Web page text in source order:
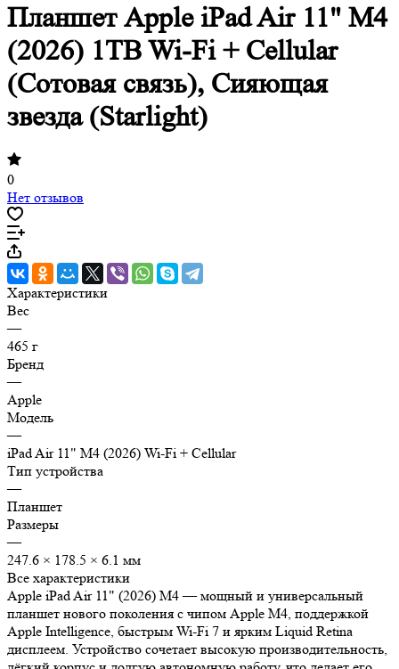
Планшет Apple iPad Air 11" M4
(2026) 1TB Wi-Fi + Cellular
(Сотовая связь), Сияющая
звезда (Starlight)
0
Нет отзывов
Характеристики
Вес
—
465 г
Бренд
—
Apple
Модель
—
iPad Air 11" M4 (2026) Wi-Fi + Cellular
Тип устройства
—
Планшет
Размеры
—
247.6 × 178.5 × 6.1 мм
Все характеристики
Apple iPad Air 11" (2026) M4 — мощный и универсальный
планшет нового поколения с чипом Apple M4, поддержкой
Apple Intelligence, быстрым Wi-Fi 7 и ярким Liquid Retina
дисплеем. Устройство сочетает высокую производительность,